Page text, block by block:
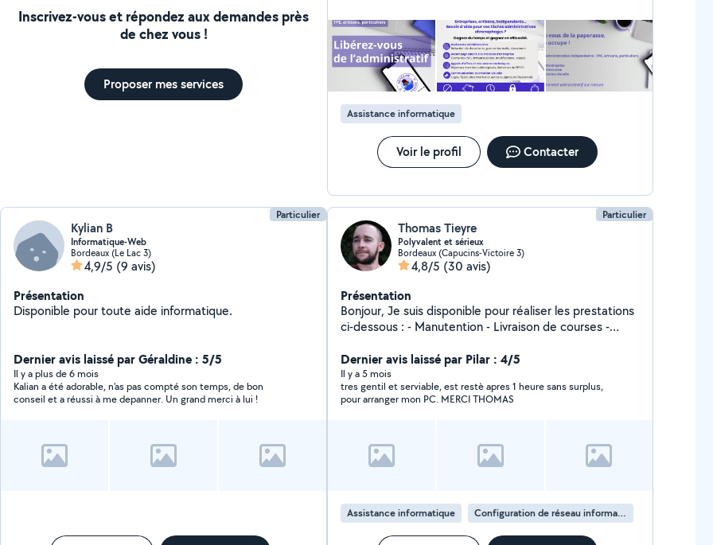
Inscrivez-vous et répondez aux demandes près
de chez vous !
Proposer mes services
administrative : Rédaction de courriers et autres
documents, gestion des réclamations. - Assistanat
commercial : Rédaction et envoi de devis et factures,
relances, suivi des paiements. - Communication :
Création de logos et documents (flyers, newsletters,
supports de présentation). - Assistance digitale :
Création de supports digitaux, aide à la gestion des
réseaux sociaux. # Pour les particuliers : - Rédaction et
mise en forme : CV, lettres de motivation, courriers
administratifs. - Aide aux démarches : Courriers de
Contactez-moi pour en discuter !
Assistance informatique
Voir le profil Contacter
Particulier
Kylian B
Informatique-Web
Bordeaux (Le Lac 3)
4,9/5 (9 avis)
Présentation
Disponible pour toute aide informatique.
Dernier avis laissé par Géraldine : 5/5
Il y a plus de 6 mois
Kalian a été adorable, n'as pas compté son temps, de bon
conseil et a réussi à me depanner. Un grand merci à lui !
Particulier
Thomas Tieyre
Polyvalent et sérieux
Bordeaux (Capucins-Victoire 3)
4,8/5 (30 avis)
Présentation
Bonjour, Je suis disponible pour réaliser les prestations
ci-dessous : - Manutention - Livraison de courses -
- Webmarketing - Assistance informatique - Cours
d'informatique - Partenaire running - marche Disponible
sur Bordeaux et dans un rayon de 10 kms. N'hésitez pas
à me contacter si vous avez un besoin dans la liste ci-
Dernier avis laissé par Pilar : 4/5
Il y a 5 mois
tres gentil et serviable, est restè apres 1 heure sans surplus,
pour arranger mon PC. MERCI THOMAS
Assistance informatique Configuration de réseau informatique